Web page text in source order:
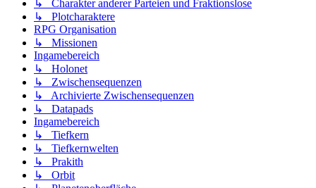
↳ Charakter anderer Parteien und Fraktionslose
↳ Plotcharaktere
RPG Organisation
↳ Missionen
Ingamebereich
↳ Holonet
↳ Zwischensequenzen
↳ Archivierte Zwischensequenzen
↳ Datapads
Ingamebereich
↳ Tiefkern
↳ Tiefkernwelten
↳ Prakith
↳ Orbit